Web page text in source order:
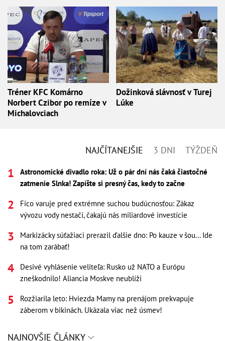
Tréner KFC Komárno
Norbert Czibor po remíze v
Michalovciach
Dožinková slávnosť v Turej
Lúke
NAJČÍTANEJŠIE 3 DNI TÝŽDEŇ
Astronomické divadlo roka: Už o pár dní nás čaká čiastočné
zatmenie Slnka! Zapíšte si presný čas, kedy to začne
Fico varuje pred extrémne suchou budúcnosťou: Zákaz
vývozu vody nestačí, čakajú nás miliardové investície
Markizácky súťažiaci prerazil ďalšie dno: Po kauze v šou... Ide
na tom zarábať!
Desivé vyhlásenie veliteľa: Rusko už NATO a Európu
zneškodnilo! Aliancia Moskve neublíži
Rozžiarila leto: Hviezda Mamy na prenájom prekvapuje
záberom v bikinách. Ukázala viac než úsmev!
NAJNOVŠIE ČLÁNKY